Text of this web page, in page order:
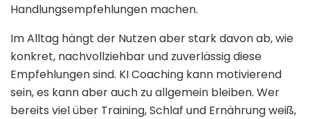
Handlungsempfehlungen machen.
Im Alltag hängt der Nutzen aber stark davon ab, wie
konkret, nachvollziehbar und zuverlässig diese
Empfehlungen sind. KI Coaching kann motivierend
sein, es kann aber auch zu allgemein bleiben. Wer
bereits viel über Training, Schlaf und Ernährung weiß,